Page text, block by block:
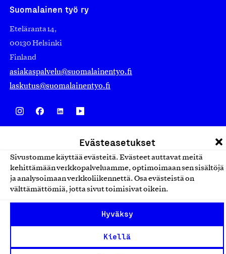
Evästeasetukset
Sivustomme käyttää evästeitä. Evästeet auttavat meitä
kehittämään verkkopalveluamme, optimoimaan sen sisältöjä
ja analysoimaan verkkoliikennettä. Osa evästeistä on
välttämättömiä, jotta sivut toimisivat oikein.
Hyväksy
Kiellä
Suomalainen työ ry
Eteläranta 14,
00130 Helsinki
Finland
asiakaspalvelu@suomalainentyo.fi
laskutus@suomalainentyo.fi
Design From Finland
Yhteiskunnallinen Yritys -merkki